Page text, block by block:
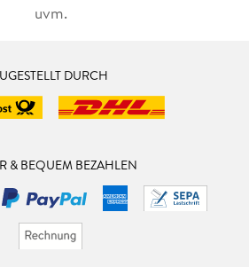
uvm.
DURCH
& BEQUEM BEZAHLEN